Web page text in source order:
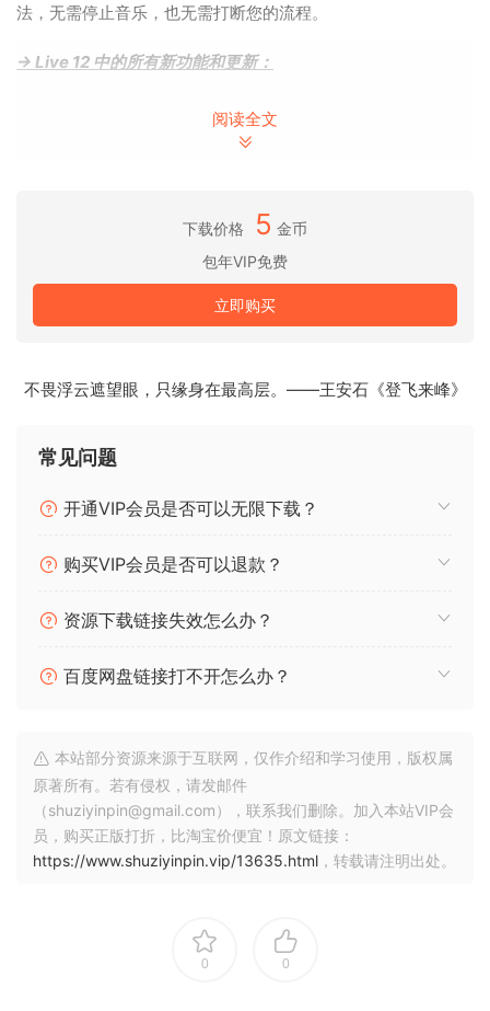
法，无需停止音乐，也无需打断您的流程。
→ Live 12 中的所有新功能和更新：
为您的 MIDI Clip 创建各种简单或复杂的变化：添加装饰音和运
使用新的 MIDI 发生器唤起旋律、和弦和节奏。为您选择的
Generator 提供自定义约束，观看它创建俏皮的原始模式，然
后将它产生的想法变成您自己的想法。
Max 现在促进了更伟大的实验，让你可以创建新的 MIDI 变换和
按音高、力度或持续时间排列所选音符的顺序。以新的方式拉
刻度上;或者以半音阶或调性方式添加音程。
键和音阶：
在 Live 的控制栏中设置所选 Clip 的音阶，以便在你创建的任何
Clip 中查看其音符。然后，以音阶高亮显示为指导来编辑
Clip，使用 Clip 音阶来转换和生成音乐创意，或者将 MIDI 装
都将反映在 Push 中，反之亦然。
扩展概率
为一组音符分配一个概率规则，以便在触发触发器时播放整组
音符。或者选择一个和弦，并告诉 Live 在触发概率触发器时随
遵循您喜欢的调音系统或更轻松地尝试不同的调音系统。在 12
阅读全文
下载价格 5 金币
包年VIP免费
立即购买
不畏浮云遮望眼，只缘身在最高层。——王安石《登飞来峰》
常见问题
开通VIP会员是否可以无限下载？
购买VIP会员是否可以退款？
资源下载链接失效怎么办？
百度网盘链接打不开怎么办？
本站部分资源来源于互联网，仅作介绍和学习使用，版权属
原著所有。若有侵权，请发邮件
（shuziyinpin@gmail.com），联系我们删除。加入本站VIP会
员，购买正版打折，比淘宝价便宜！原文链接：
https://www.shuziyinpin.vip/13635.html ，转载请注明出处。
0 0